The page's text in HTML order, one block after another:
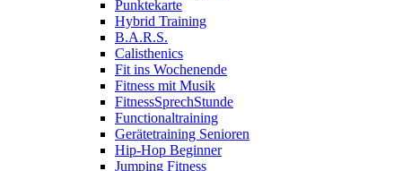
Punktekarte
Hybrid Training
B.A.R.S.
Calisthenics
Fit ins Wochenende
Fitness mit Musik
FitnessSprechStunde
Functionaltraining
Gerätetraining Senioren
Hip-Hop Beginner
Jumping Fitness